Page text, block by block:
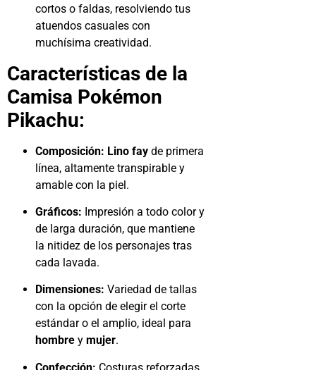
cortos o faldas, resolviendo tus
atuendos casuales con
muchísima creatividad.
Características de la
Camisa Pokémon
Pikachu:
Composición: Lino fay de primera
línea, altamente transpirable y
amable con la piel.
Gráficos: Impresión a todo color y
de larga duración, que mantiene
la nitidez de los personajes tras
cada lavada.
Dimensiones: Variedad de tallas
con la opción de elegir el corte
estándar o el amplio, ideal para
hombre y mujer.
Confección: Costuras reforzadas